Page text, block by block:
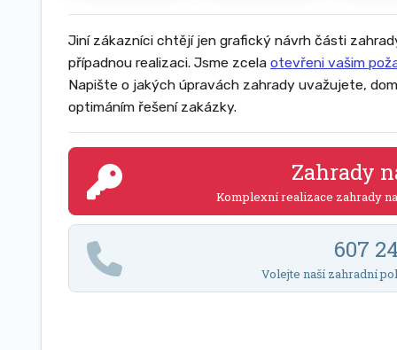
Jiní zákazníci chtějí jen grafický návrh části
případnou realizaci. Jsme zcela otevřeni vašim
Napište o jakých úpravách zahrady uvažujete,
optimáním řešení zakázky.
Zahrady
Komplexní realizace zahrady
607
Volejte naší zahradní